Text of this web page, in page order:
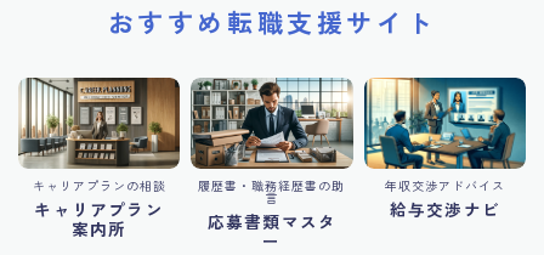
おすすめ転職支援サイト
キャリアプランの相談
キャリアプラン
案内所
履歴書・職務経歴書の助
言
応募書類マスタ
ー
年収交渉アドバイス
給与交渉ナビ